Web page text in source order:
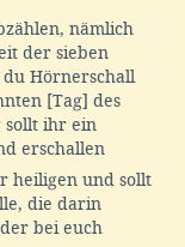
nämlich
der sieben
du Hörnerschall
[Tag] des
sollt ihr ein
erschallen
heiligen und sollt
die darin
bei euch